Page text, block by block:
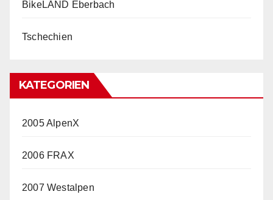
BikeLÄND Eberbach
Tschechien
KATEGORIEN
2005 AlpenX
2006 FRAX
2007 Westalpen